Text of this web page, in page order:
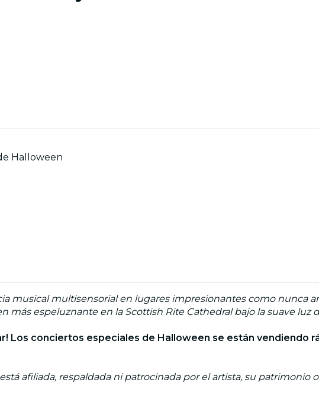
Halloween
musical multisensorial en lugares impresionantes como nunca
más espeluznante en la Scottish Rite Cathedral bajo la suave luz
Los conciertos especiales de Halloween se están vendiendo
afiliada, respaldada ni patrocinada por el artista, su patrimonio